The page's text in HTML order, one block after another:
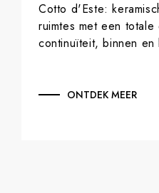
Cotto d'Este:
ruimtes met een totale
continuïteit, binnen en
ONTDEK MEER